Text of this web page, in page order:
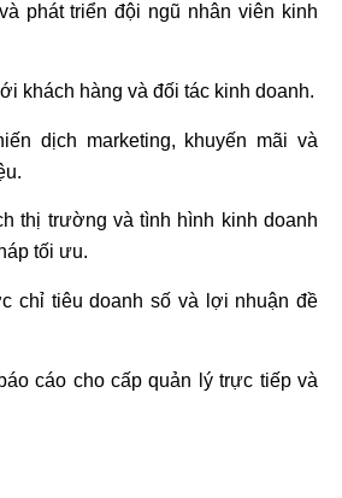
phát triển đội ngũ nhân viên kinh
khách hàng và đối tác kinh doanh.
dịch marketing, khuyến mãi và
thị trường và tình hình kinh doanh
tối ưu.
chỉ tiêu doanh số và lợi nhuận đề
cáo cho cấp quản lý trực tiếp và